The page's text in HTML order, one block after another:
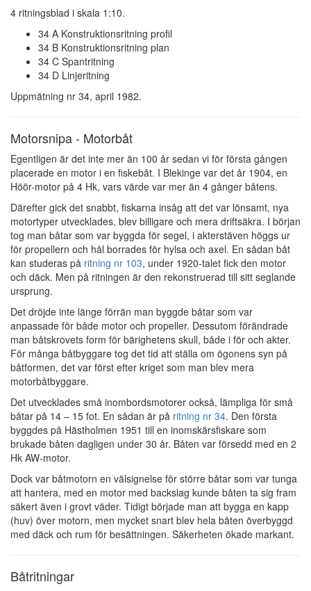
4 ritningsblad i skala 1:10.
34 A Konstruktionsritning profil
34 B Konstruktionsritning plan
34 C Spantritning
34 D Linjeritning
Uppmätning nr 34, april 1982.
Motorsnipa - Motorbåt
Egentligen är det inte mer än 100 år sedan vi för första gången
placerade en motor i en fiskebåt. I Blekinge var det år 1904, en
Höör-motor på 4 Hk, vars värde var mer än 4 gånger båtens.
Därefter gick det snabbt, fiskarna insåg att det var lönsamt, nya
motortyper utvecklades, blev billigare och mera driftsäkra. I början
tog man båtar som var byggda för segel, i akterstäven höggs ur
för propellern och hål borrades för hylsa och axel. En sådan båt
kan studeras på ritning nr 103, under 1920-talet fick den motor
och däck. Men på ritningen är den rekonstruerad till sitt seglande
ursprung.
Det dröjde inte länge förrän man byggde båtar som var
anpassade för både motor och propeller. Dessutom förändrade
man båtskrovets form för bärighetens skull, både i för och akter.
För många båtbyggare tog det tid att ställa om ögonens syn på
båtformen, det var först efter kriget som man blev mera
motorbåtbyggare.
Det utvecklades små inombordsmotorer också, lämpliga för små
båtar på 14 – 15 fot. En sådan är på ritning nr 34. Den första
byggdes på Hästholmen 1951 till en inomskärsfiskare som
brukade båten dagligen under 30 år. Båten var försedd med en 2
Hk AW-motor.
Dock var båtmotorn en välsignelse för större båtar som var tunga
att hantera, med en motor med backslag kunde båten ta sig fram
säkert även i grovt väder. Tidigt började man att bygga en kapp
(huv) över motorn, men mycket snart blev hela båten överbyggd
med däck och rum för besättningen. Säkerheten ökade markant.
Båtritningar